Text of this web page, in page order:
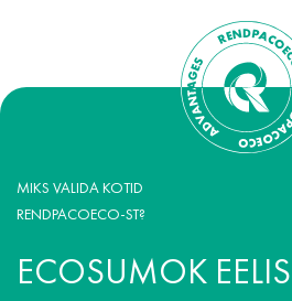
MIKS VALIDA KOTID
RENDPACOECO-ST?
ECOSUMOK